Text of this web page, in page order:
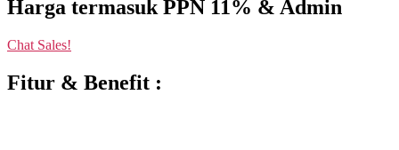
Harga termasuk PPN 11% & Admin
Chat Sales!
Fitur & Benefit :